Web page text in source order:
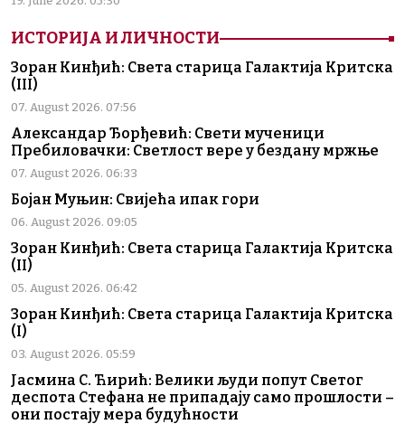
ИСТОРИЈА И ЛИЧНОСТИ
Зоран Кинђић: Света старица Галактија Критска
(III)
07. August 2026. 07:56
Александар Ђорђевић: Свети мученици
Пребиловачки: Светлост вере у бездану мржње
07. August 2026. 06:33
Бојан Муњин: Свијећа ипак гори
06. August 2026. 09:05
Зоран Кинђић: Света старица Галактија Критска
(II)
05. August 2026. 06:42
Зоран Кинђић: Света старица Галактија Критска
(I)
03. August 2026. 05:59
Јасмина С. Ћирић: Велики људи попут Светог
деспота Стефана не припадају само прошлости –
они постају мера будућности